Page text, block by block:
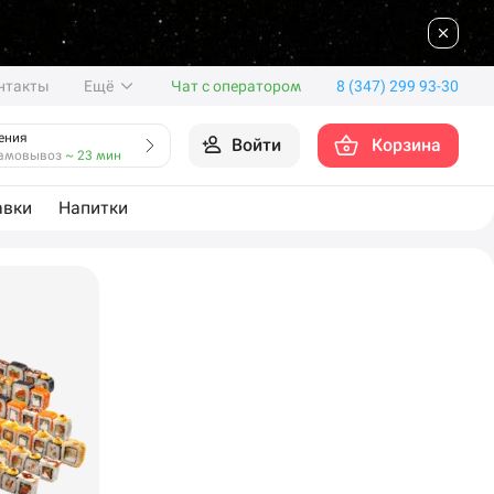
Ещё Чат с оператором 8 (347) 299 93-30
~ 23 мин Войти Корзина
Напитки